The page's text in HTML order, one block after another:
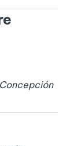
Concepción